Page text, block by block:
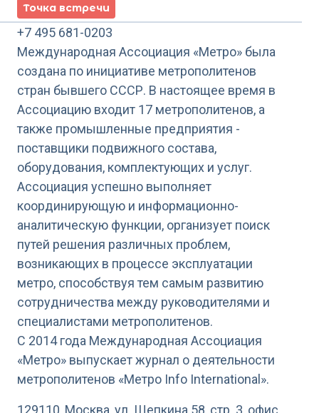
Точка встречи
+7 495 681-0203
Международная Ассоциация «Метро» была
создана по инициативе метрополитенов
стран бывшего СССР. В настоящее время в
Ассоциацию входит 17 метрополитенов, а
также промышленные предприятия -
поставщики подвижного состава,
оборудования, комплектующих и услуг.
Ассоциация успешно выполняет
координирующую и информационно-
аналитическую функции, организует поиск
путей решения различных проблем,
возникающих в процессе эксплуатации
метро, способствуя тем самым развитию
сотрудничества между руководителями и
специалистами метрополитенов.
С 2014 года Международная Ассоциация
«Метро» выпускает журнал о деятельности
метрополитенов «Метро Info International».
129110, Москва, ул. Щепкина 58, стр. 3, офис